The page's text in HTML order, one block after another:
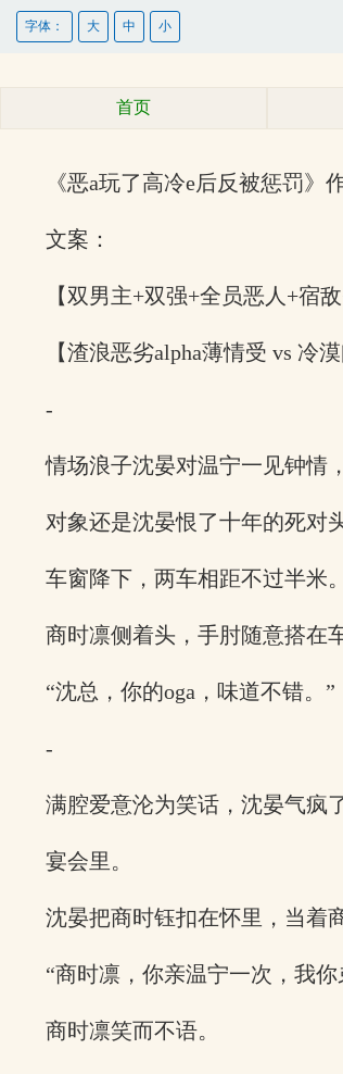
字体： 大 中 小
首页
《恶a玩了高冷e后反被惩罚》
文案：
【双男主+双强+全员恶人+宿
【渣浪恶劣alpha薄情受 vs 冷
-
情场浪子沈晏对温宁一见钟情
对象还是沈晏恨了十年的死对头
车窗降下，两车相距不过半米。
商时凛侧着头，手肘随意搭在
“沈总，你的oga，味道不错。”
-
满腔爱意沦为笑话，沈晏气疯
宴会里。
沈晏把商时钰扣在怀里，当着
“商时凛，你亲温宁一次，我
商时凛笑而不语。